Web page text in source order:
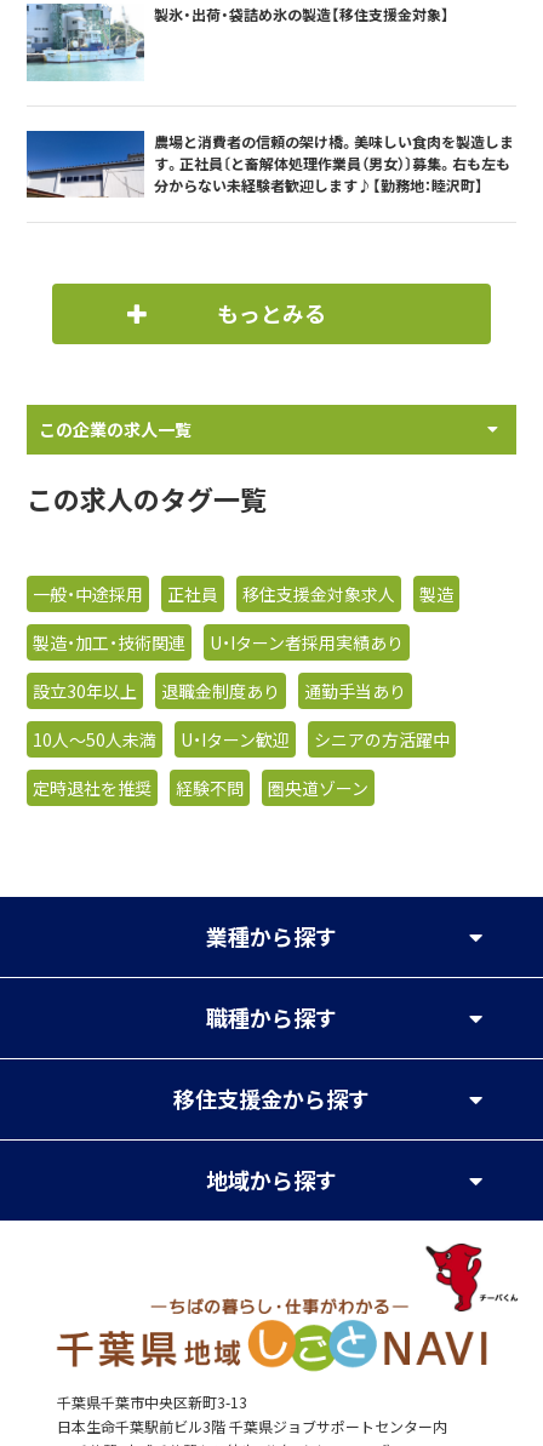
製氷・出荷・袋詰め氷の製造【移住支援金対象】
農場と消費者の信頼の架け橋。美味しい食肉を製造しま
す。正社員〔と畜解体処理作業員（男女）〕募集。右も左も
分からない未経験者歓迎します♪【勤務地：睦沢町】
もっとみる
この企業の求人一覧
この求人のタグ一覧
一般・中途採用 正社員 移住支援金対象求人
製造
製造・加工・技術関連
U・Iターン者採用実績あり
設立30年以上
退職金制度あり
通勤手当あり
10人〜50人未満
U・Iターン歓迎
シニアの方活躍中
定時退社を推奨
経験不問 圏央道ゾーン
業種から探す
職種から探す
移住支援金から探す
地域から探す
千葉県千葉市中央区新町3-13
日本生命千葉駅前ビル3階 千葉県ジョブサポートセンター内